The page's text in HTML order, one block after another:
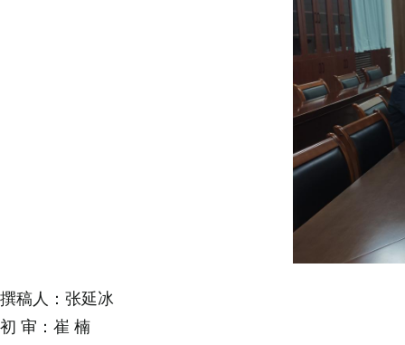
撰稿人：张延冰
初 审：崔 楠